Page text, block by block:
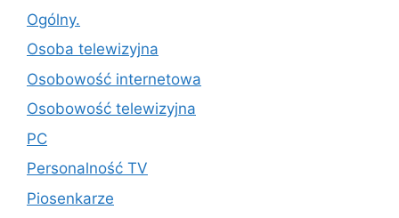
Ogólny.
Osoba telewizyjna
Osobowość internetowa
Osobowość telewizyjna
PC
Personalność TV
Piosenkarze